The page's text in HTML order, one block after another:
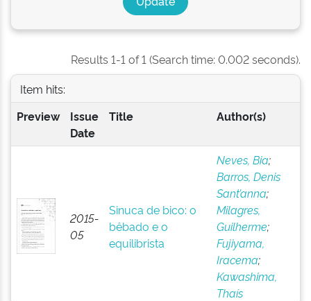
Results 1-1 of 1 (Search time: 0.002 seconds).
Item hits:
Preview
Issue
Date
Title Author(s)
2015-
05
Sinuca de bico: o
bêbado e o
equilibrista
Neves, Bia;
Barros, Denis
Sant’anna;
Milagres,
Guilherme;
Fujiyama,
Iracema;
Kawashima,
Thaís